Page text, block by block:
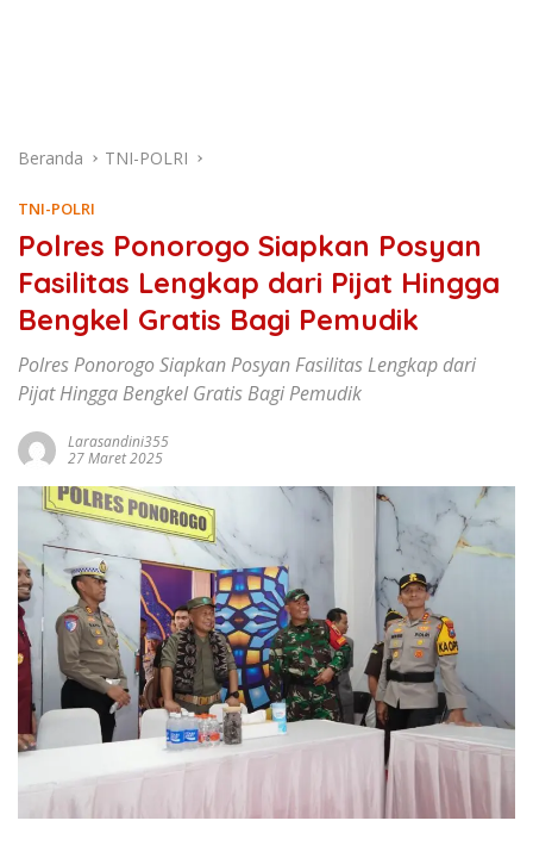
Beranda TNI-POLRI
TNI-POLRI
Polres Ponorogo Siapkan Posyan
Fasilitas Lengkap dari Pijat Hingga
Bengkel Gratis Bagi Pemudik
Polres Ponorogo Siapkan Posyan Fasilitas Lengkap dari
Pijat Hingga Bengkel Gratis Bagi Pemudik
Larasandini355
27 Maret 2025